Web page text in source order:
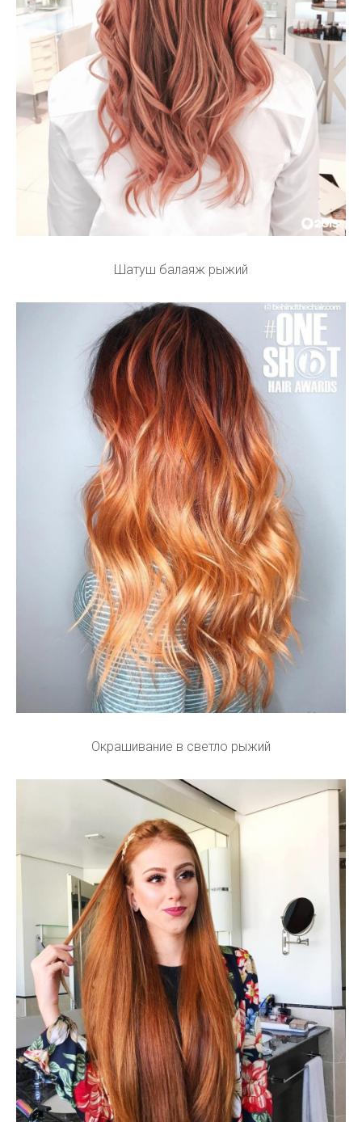
Шатуш балаяж рыжий
Окрашивание в светло рыжий